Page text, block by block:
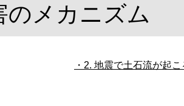
メカニズム
2. 地震で土石流が起こ